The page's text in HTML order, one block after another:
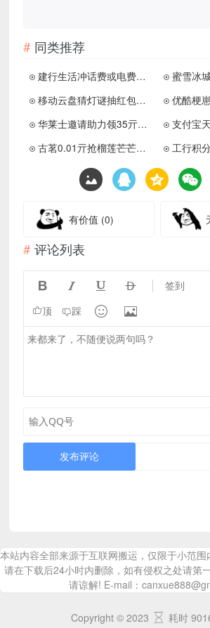
同类推荐
建行生活冲话费或电费立减4亓
移动云盘猜灯谜抽红包立减金
华莱士邀请助力领35亓免单券
古茗0.01亓抢榴莲芒芒麻薯券
有价值 (0)
评论列表
    签到
顶 踩  
发布评论
本站内容全部来源于互联网搬运，仅限于小范围
请在下载后24小时内删除，如有侵权之处请第
请谅解! E-mail：
Copyright © 2023 耗时